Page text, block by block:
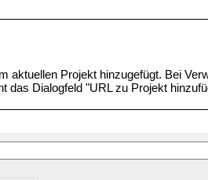
aktuellen Projekt hinzugefügt. Bei
das Dialogfeld "URL zu Projekt